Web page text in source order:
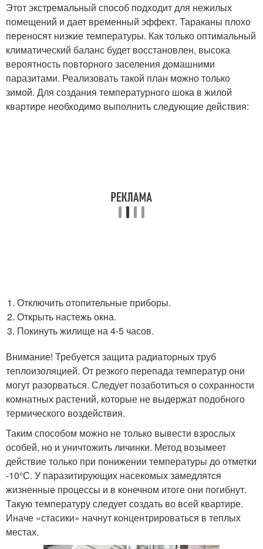
Этот экстремальный способ подходит для нежилых
помещений и дает временный эффект. Тараканы плохо
переносят низкие температуры. Как только оптимальный
климатический баланс будет восстановлен, высока
вероятность повторного заселения домашними
паразитами. Реализовать такой план можно только
зимой. Для создания температурного шока в жилой
квартире необходимо выполнить следующие действия:
Отключить отопительные приборы.
Открыть настежь окна.
Покинуть жилище на 4-5 часов.
Внимание! Требуется защита радиаторных труб
теплоизоляцией. От резкого перепада температур они
могут разорваться. Следует позаботиться о сохранности
комнатных растений, которые не выдержат подобного
термического воздействия.
Таким способом можно не только вывести взрослых
особей, но и уничтожить личинки. Метод возымеет
действие только при понижении температуры до отметки
-10°С. У паразитирующих насекомых замедлятся
жизненные процессы и в конечном итоге они погибнут.
Такую температуру следует создать во всей квартире.
Иначе «стасики» начнут концентрироваться в теплых
местах.